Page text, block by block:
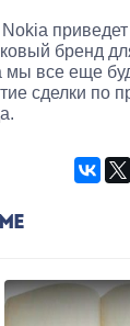
бренд
мы все еще
сделки по